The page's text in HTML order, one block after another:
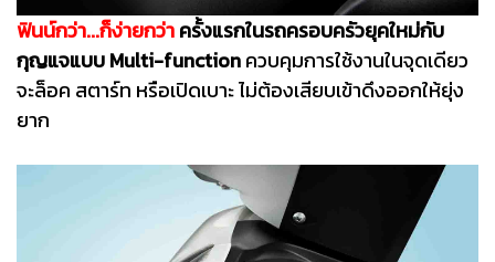
ฟินน์กว่า...ก็ง่ายกว่าครั้งแรกในรถครอบครัวยุคใหม่กับ
กุญแจแบบ Multi-functionควบคุมการใช้งานในจุดเดียว
จะล็อค สตาร์ท หรือเปิดเบาะ ไม่ต้องเสียบเข้าดึงออกให้ยุ่ง
ยาก